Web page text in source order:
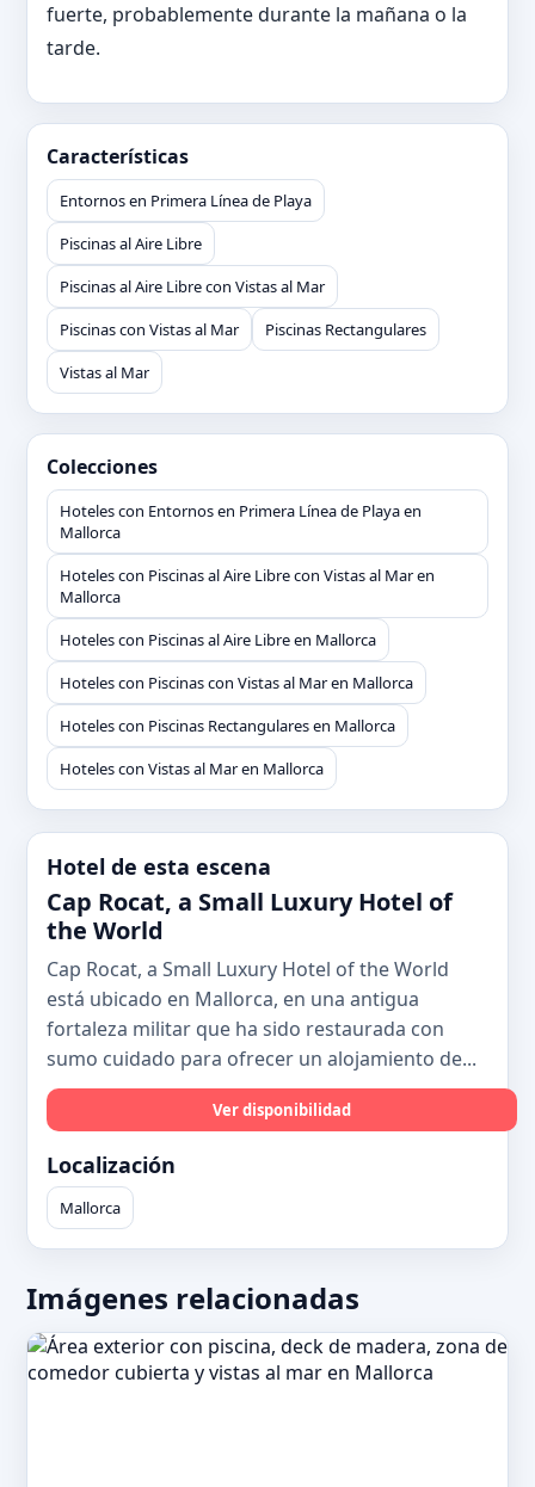
fuerte, probablemente durante la mañana o la
tarde.
Características
Entornos en Primera Línea de Playa
Piscinas al Aire Libre
Piscinas al Aire Libre con Vistas al Mar
Piscinas con Vistas al Mar
Piscinas Rectangulares
Vistas al Mar
Colecciones
Hoteles con Entornos en Primera Línea de Playa en
Mallorca
Hoteles con Piscinas al Aire Libre con Vistas al Mar en
Mallorca
Hoteles con Piscinas al Aire Libre en Mallorca
Hoteles con Piscinas con Vistas al Mar en Mallorca
Hoteles con Piscinas Rectangulares en Mallorca
Hoteles con Vistas al Mar en Mallorca
Hotel de esta escena
Cap Rocat, a Small Luxury Hotel of
the World
Cap Rocat, a Small Luxury Hotel of the World
está ubicado en Mallorca, en una antigua
fortaleza militar que ha sido restaurada con
sumo cuidado para ofrecer un alojamiento de...
Ver disponibilidad
Localización
Mallorca
Imágenes relacionadas